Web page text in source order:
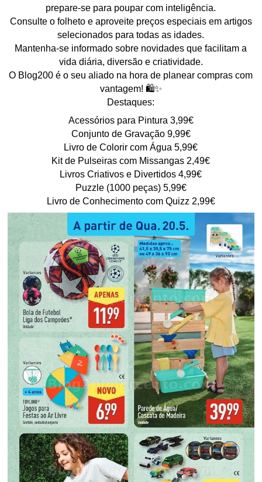
prepare-se para poupar com inteligência.
Consulte o folheto e aproveite preços especiais em artigos
selecionados para todas as idades.
Mantenha-se informado sobre novidades que facilitam a
vida diária, diversão e criatividade.
O Blog200 é o seu aliado na hora de planear compras com
vantagem! 🛍️✨
Destaques:
Acessórios para Pintura 3,99€
Conjunto de Gravação 9,99€
Livro de Colorir com Água 5,99€
Kit de Pulseiras com Missangas 2,49€
Livros Criativos e Divertidos 4,99€
Puzzle (1000 peças) 5,99€
Livro de Conhecimento com Quizz 2,99€